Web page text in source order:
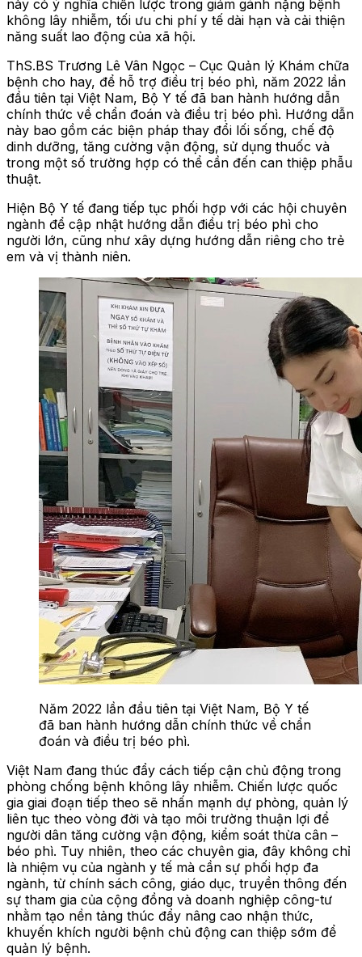
này có ý nghĩa chiến lược trong giảm gánh nặng bệnh
không lây nhiễm, tối ưu chi phí y tế dài hạn và cải thiện
năng suất lao động của xã hội.
ThS.BS Trương Lê Vân Ngọc – Cục Quản lý Khám chữa
bệnh cho hay, để hỗ trợ điều trị béo phì, năm 2022 lần
đầu tiên tại Việt Nam, Bộ Y tế đã ban hành hướng dẫn
chính thức về chẩn đoán và điều trị béo phì. Hướng dẫn
này bao gồm các biện pháp thay đổi lối sống, chế độ
dinh dưỡng, tăng cường vận động, sử dụng thuốc và
trong một số trường hợp có thể cần đến can thiệp phẫu
thuật.
Hiện Bộ Y tế đang tiếp tục phối hợp với các hội chuyên
ngành để cập nhật hướng dẫn điều trị béo phì cho
người lớn, cũng như xây dựng hướng dẫn riêng cho trẻ
em và vị thành niên.
Năm 2022 lần đầu tiên tại Việt Nam, Bộ Y tế
đã ban hành hướng dẫn chính thức về chẩn
đoán và điều trị béo phì.
Việt Nam đang thúc đẩy cách tiếp cận chủ động trong
phòng chống bệnh không lây nhiễm. Chiến lược quốc
gia giai đoạn tiếp theo sẽ nhấn mạnh dự phòng, quản lý
liên tục theo vòng đời và tạo môi trường thuận lợi để
người dân tăng cường vận động, kiểm soát thừa cân –
béo phì. Tuy nhiên, theo các chuyên gia, đây không chỉ
là nhiệm vụ của ngành y tế mà cần sự phối hợp đa
ngành, từ chính sách công, giáo dục, truyền thông đến
sự tham gia của cộng đồng và doanh nghiệp công-tư
nhằm tạo nền tảng thúc đẩy nâng cao nhận thức,
khuyến khích người bệnh chủ động can thiệp sớm để
quản lý bệnh.